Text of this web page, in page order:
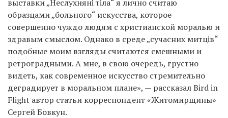
выставки „Неслухняні тіла“ я лично считаю
образцами „больного“ искусства, которое
совершенно чуждо людям с христианской моралью и
здравым смыслом. Однако в среде „сучасних митців“
подобные моим взгляды считаются смешными и
ретроградными. А мне, в свою очередь, грустно
видеть, как современное искусство стремительно
деградирует в моральном плане», — рассказал Bird in
Flight автор статьи корреспондент «Житомирщины»
Сергей Бовкун.